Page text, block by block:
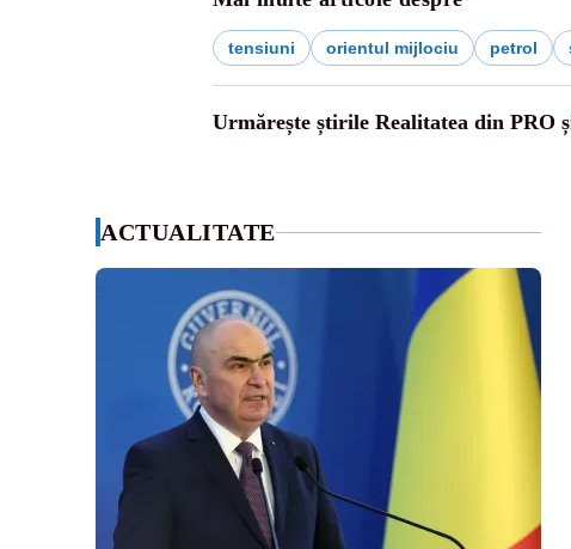
tensiuni orientul mijlociu petrol
Urmărește știrile Realitatea din PRO
ACTUALITATE